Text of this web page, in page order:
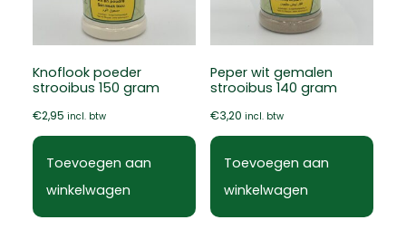
Knoflook poeder
strooibus 150 gram
€2,95 incl. btw
Toevoegen aan
winkelwagen
Peper wit gemalen
strooibus 140 gram
€3,20 incl. btw
Toevoegen aan
winkelwagen